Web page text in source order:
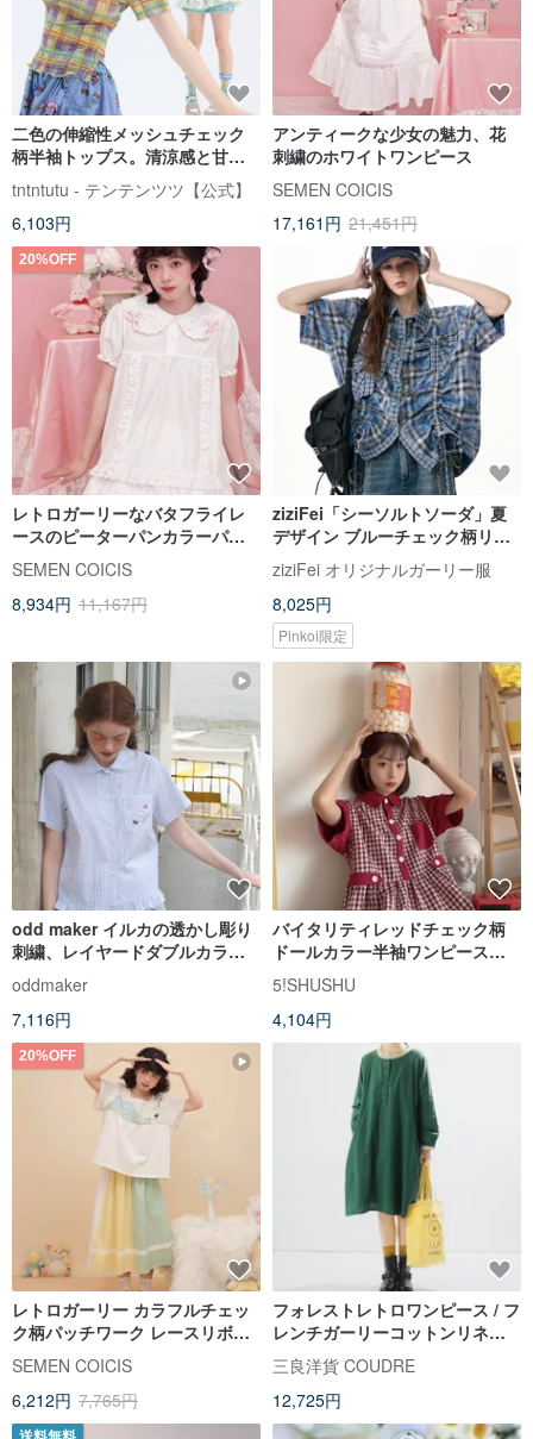
二色の伸縮性メッシュチェック
柄半袖トップス。清涼感と甘さ
を兼ね備え、レトロカジュアル
な雰囲気で着回し力抜群です。
tntntutu - テンテンツツ【公式】
6,103円
アンティークな少女の魅力、花
刺繍のホワイトワンピース
SEMEN COICIS
17,161円 21,451円
20%OFF
レトロガーリーなバタフライレ
ースのピーターパンカラーパフ
スリーブブラウス
SEMEN COICIS
8,934円 11,167円
ziziFei「シーソルトソーダ」夏
デザイン ブルーチェック柄リボ
ン レトロカレッジ風半袖シャツ
レディース
ziziFei オリジナルガーリー服
8,025円
Pinkoi限定
odd maker イルカの透かし彫り
刺繍、レイヤードダブルカラー
半袖ブラウス、レディース、森
ガール系ピーターパンカラーシ
ャツ
oddmaker
7,116円
バイタリティレッドチェック柄
ドールカラー半袖ワンピースゆ
ったりと薄手
5!SHUSHU
4,104円
20%OFF
レトロガーリー カラフルチェッ
ク柄パッチワーク レースリボン
ハーフスカート
SEMEN COICIS
6,212円 7,765円
フォレストレトロワンピース / フ
レンチガーリーコットンリネン
ブラウス / グリーン A ラインル
ーズロングドレス
三良洋貨 COUDRE
12,725円